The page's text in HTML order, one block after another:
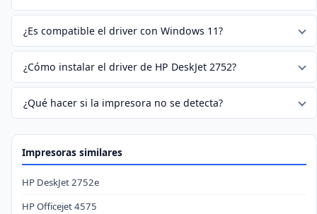
¿Es compatible el driver con Windows 11?
¿Cómo instalar el driver de HP DeskJet 2752?
¿Qué hacer si la impresora no se detecta?
Impresoras similares
HP DeskJet 2752e
HP Officejet 4575